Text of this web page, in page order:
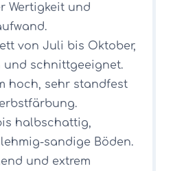
Wertigkeit und
von Juli bis Oktober,
schnittgeeignet.
hoch, sehr standfest
halbschattig,
sandige Böden.
und extrem